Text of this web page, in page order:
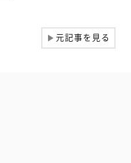
▶元記事を見る